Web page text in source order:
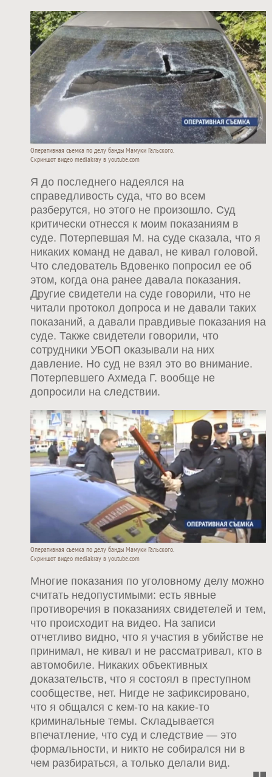
Оперативная съемка по делу банды Мамуки Гальского.
Скриншот видео mediakray в youtube.com
Я до последнего надеялся на
справедливость суда, что во всем
разберутся, но этого не произошло. Суд
критически отнесся к моим показаниям в
суде. Потерпевшая М. на суде сказала, что я
никаких команд не давал, не кивал головой.
Что следователь Вдовенко попросил ее об
этом, когда она ранее давала показания.
Другие свидетели на суде говорили, что не
читали протокол допроса и не давали таких
показаний, а давали правдивые показания на
суде. Также свидетели говорили, что
сотрудники УБОП оказывали на них
давление. Но суд не взял это во внимание.
Потерпевшего Ахмеда Г. вообще не
допросили на следствии.
Оперативная съемка по делу банды Мамуки Гальского.
Скриншот видео mediakray в youtube.com
Многие показания по уголовному делу можно
считать недопустимыми: есть явные
противоречия в показаниях свидетелей и тем,
что происходит на видео. На записи
отчетливо видно, что я участия в убийстве не
принимал, не кивал и не рассматривал, кто в
автомобиле. Никаких объективных
доказательств, что я состоял в преступном
сообществе, нет. Нигде не зафиксировано,
что я общался с кем-то на какие-то
криминальные темы. Складывается
впечатление, что суд и следствие — это
формальности, и никто не собирался ни в
чем разбираться, а только делали вид.